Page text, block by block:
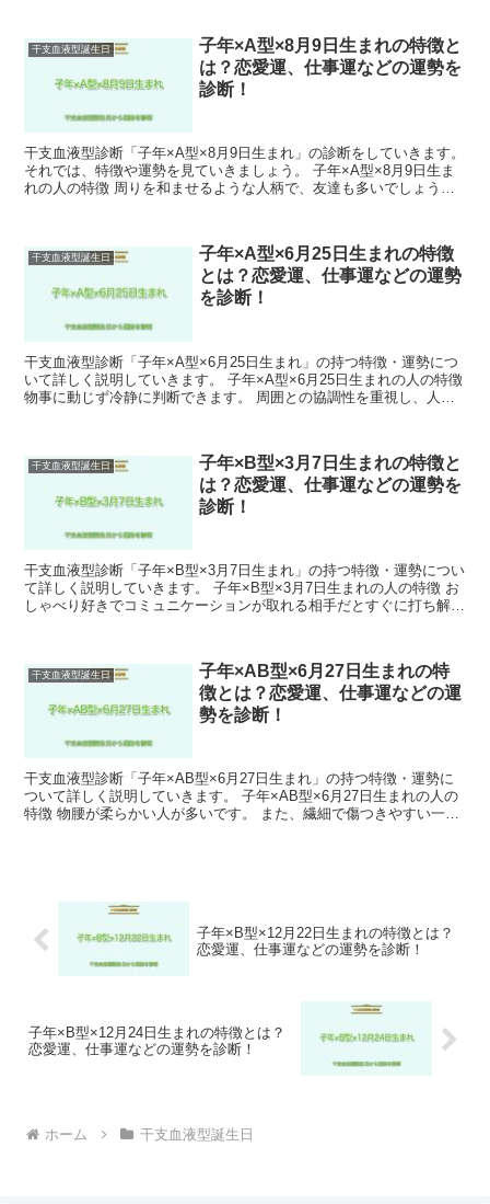
干支血液型誕生日
子年×A型×8月9日生まれの特徴と
は？恋愛運、仕事運などの運勢を
診断！
干支血液型診断「子年×A型×8月9日生まれ」の診断をしていきます。
それでは、特徴や運勢を見ていきましょう。 子年×A型×8月9日生ま
れの人の特徴 周りを和ませるような人柄で、友達も多いでしょう。
干支血液型誕生日
子年×A型×6月25日生まれの特徴
とは？恋愛運、仕事運などの運勢
を診断！
干支血液型診断「子年×A型×6月25日生まれ」の持つ特徴・運勢につ
いて詳しく説明していきます。 子年×A型×6月25日生まれの人の特徴
物事に動じず冷静に判断できます。 周囲との協調性を重視し、人間
干支血液型誕生日
子年×B型×3月7日生まれの特徴と
は？恋愛運、仕事運などの運勢を
診断！
干支血液型診断「子年×B型×3月7日生まれ」の持つ特徴・運勢につい
て詳しく説明していきます。 子年×B型×3月7日生まれの人の特徴 お
しゃべり好きでコミュニケーションが取れる相手だとすぐに打ち解け
干支血液型誕生日
子年×AB型×6月27日生まれの特
徴とは？恋愛運、仕事運などの運
勢を診断！
干支血液型診断「子年×AB型×6月27日生まれ」の持つ特徴・運勢に
ついて詳しく説明していきます。 子年×AB型×6月27日生まれの人の
特徴 物腰が柔らかい人が多いです。 また、繊細で傷つきやすい一面
子年×B型×12月22日生まれの特徴とは？
恋愛運、仕事運などの運勢を診断！
子年×B型×12月24日生まれの特徴とは？
恋愛運、仕事運などの運勢を診断！
ホーム 干支血液型誕生日